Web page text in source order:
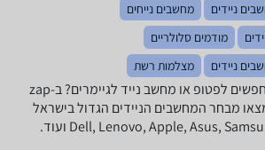
ניידים
מחשבים נייחים
מודמים סלולריים
ניידים
מצלמות רשת
מחשבים ניידים - מחפשים לפטופ או מחשב נייד לגיימרים? ב-zap
מבחר המחשבים הניידים הגדול בישראל